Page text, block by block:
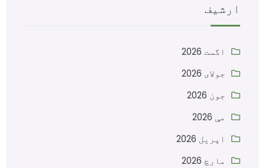
ارشیف
اگست 2026
جولای 2026
جون 2026
مې 2026
اپریل 2026
مارچ 2026